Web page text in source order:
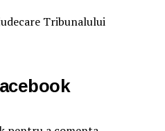
Tribunalului